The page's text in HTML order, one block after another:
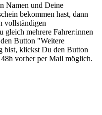
Namen und Deine
bekommen hast, dann
vollständigen
gleich mehrere Fahrer:innen
Button "Weitere
bist, klickst Du den Button
vorher per Mail möglich.